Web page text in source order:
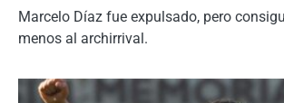
Marcelo Díaz fue expulsado, pero
menos al archirrival.